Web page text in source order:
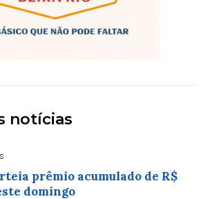
notícias
prêmio acumulado de R$
domingo